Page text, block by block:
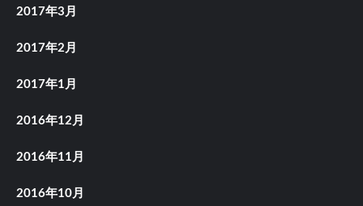
2017年3月
2017年2月
2017年1月
2016年12月
2016年11月
2016年10月